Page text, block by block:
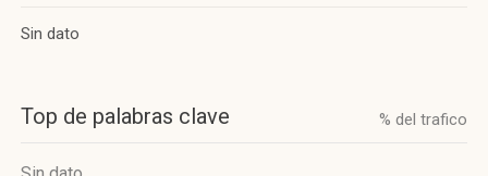
Sin dato
Top de palabras clave % del trafico